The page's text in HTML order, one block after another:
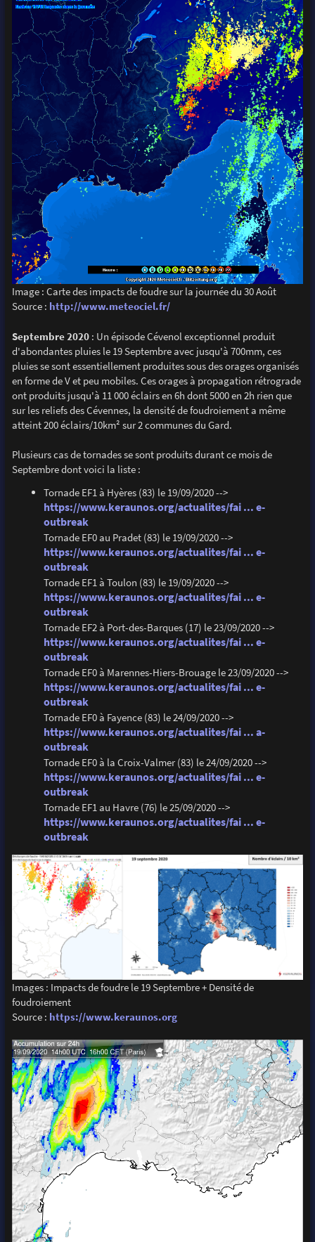
Image : Carte des impacts de foudre sur la journée du 30 Août
Source : http://www.meteociel.fr/
Septembre 2020: Un épisode Cévenol exceptionnel produit
d'abondantes pluies le 19 Septembre avec jusqu'à 700mm, ces
pluies se sont essentiellement produites sous des orages organisés
en forme de V et peu mobiles. Ces orages à propagation rétrograde
ont produits jusqu'à 11 000 éclairs en 6h dont 5000 en 2h rien que
sur les reliefs des Cévennes, la densité de foudroiement a même
atteint 200 éclairs/10km² sur 2 communes du Gard.
Plusieurs cas de tornades se sont produits durant ce mois de
Septembre dont voici la liste :
Tornade EF1 à Hyères (83) le 19/09/2020 -->
https://www.keraunos.org/actualites/fai ... e-
outbreak
Tornade EF0 au Pradet (83) le 19/09/2020 -->
https://www.keraunos.org/actualites/fai ... e-
outbreak
Tornade EF1 à Toulon (83) le 19/09/2020 -->
https://www.keraunos.org/actualites/fai ... e-
outbreak
Tornade EF2 à Port-des-Barques (17) le 23/09/2020 -->
https://www.keraunos.org/actualites/fai ... e-
outbreak
Tornade EF0 à Marennes-Hiers-Brouage le 23/09/2020 -->
https://www.keraunos.org/actualites/fai ... e-
outbreak
Tornade EF0 à Fayence (83) le 24/09/2020 -->
https://www.keraunos.org/actualites/fai ... a-
outbreak
Tornade EF0 à la Croix-Valmer (83) le 24/09/2020 -->
https://www.keraunos.org/actualites/fai ... e-
outbreak
Tornade EF1 au Havre (76) le 25/09/2020 -->
https://www.keraunos.org/actualites/fai ... e-
outbreak
Images : Impacts de foudre le 19 Septembre + Densité de
foudroiement
Source : https://www.keraunos.org